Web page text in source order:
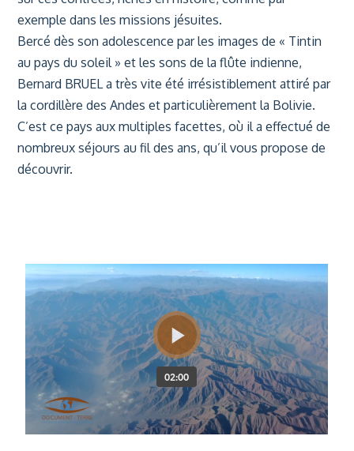
exemple dans les missions jésuites.
Bercé dès son adolescence par les images de « Tintin
au pays du soleil » et les sons de la flûte indienne,
Bernard BRUEL a très vite été irrésistiblement attiré par
la cordillère des Andes etparticulièrement la Bolivie.
C’est ce pays aux multiples facettes, où il a effectué de
nombreuxséjours au fil des ans, qu’il vous propose de
découvrir.